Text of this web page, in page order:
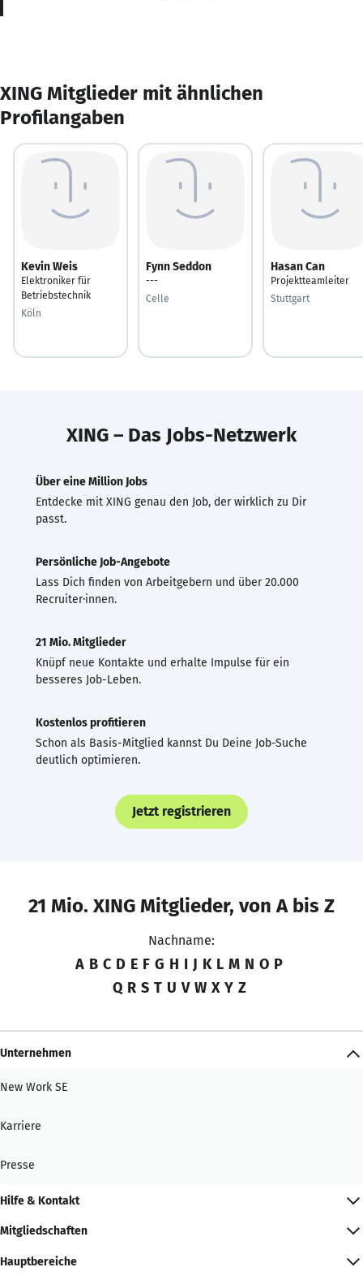
XING Mitglieder mit ähnlichen
Profilangaben
Kevin Weis
Elektroniker für
Betriebstechnik
Köln
Fynn Seddon
---
Celle
Hasan Can
Projektteamleiter
Stuttgart
XING – Das Jobs-Netzwerk
Über eine Million Jobs
Entdecke mit XING genau den Job, der wirklich zu Dir
passt.
Persönliche Job-Angebote
Lass Dich finden von Arbeitgebern und über 20.000
Recruiter·innen.
21 Mio. Mitglieder
Knüpf neue Kontakte und erhalte Impulse für ein
besseres Job-Leben.
Kostenlos profitieren
Schon als Basis-Mitglied kannst Du Deine Job-Suche
deutlich optimieren.
Jetzt registrieren
21 Mio. XING Mitglieder, von A bis Z
Nachname:
A B C D E F G H I J K L M N O P
Q R S T U V W X Y Z
Unternehmen
New Work SE
Karriere
Presse
Hilfe & Kontakt
Mitgliedschaften
Hauptbereiche